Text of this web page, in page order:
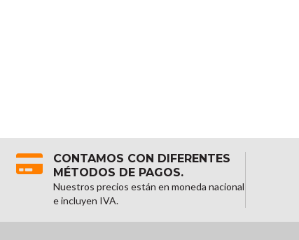
CONTAMOS CON DIFERENTES
MÉTODOS DE PAGOS.
Nuestros precios están en moneda nacional
e incluyen IVA.